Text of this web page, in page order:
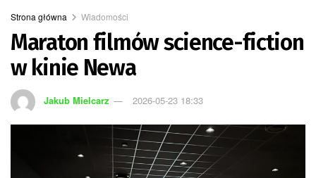
Strona główna Wiadomości
Maraton filmów science-fiction
w kinie Newa
Jakub Mielcarz 2026-05-23 18:33